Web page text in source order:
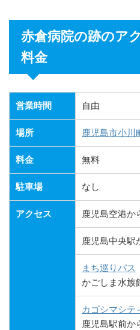
赤倉病院の跡のア
料金
営業時間 自由
場所 鹿児島市小川
料金 無料
駐車場 なし
アクセス 鹿児島空港か
鹿児島中央駅
まち巡りバス
かごしま水族
カゴシマシテ
鹿児島駅前か